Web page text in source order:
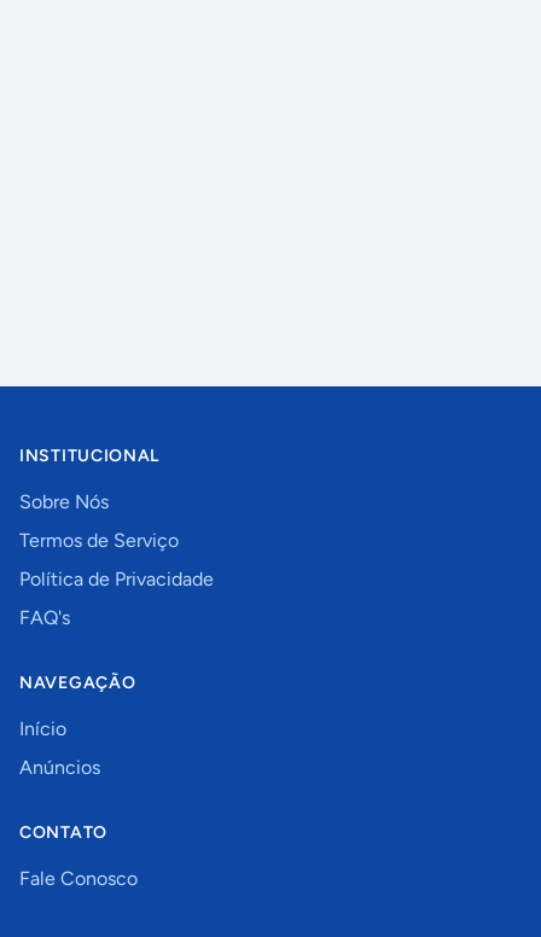
INSTITUCIONAL
Sobre Nós
Termos de Serviço
Política de Privacidade
FAQ's
NAVEGAÇÃO
Início
Anúncios
CONTATO
Fale Conosco